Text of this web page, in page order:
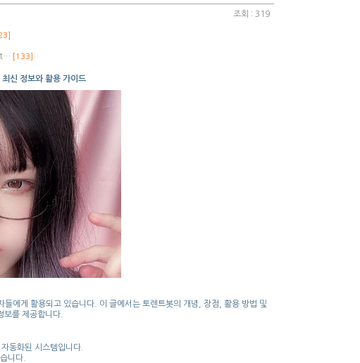
조회 : 319
[133]
신 정보와 활용 가이드
에게 활용되고 있습니다. 이 글에서는 토렌트봇의 개념, 장점, 활용 방법 및
를 제공합니다.
동화된 시스템입니다.
니다.